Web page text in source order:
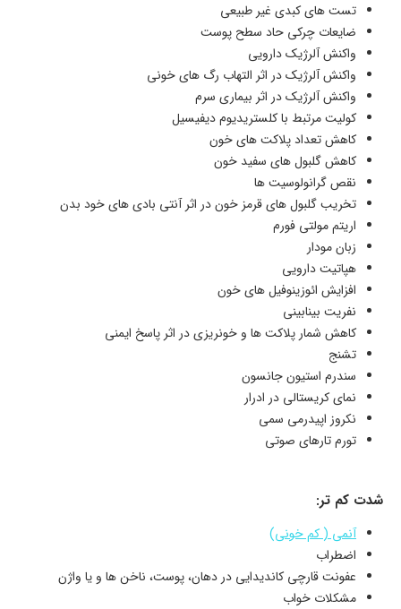
تست های کبدی غیر طبیعی
ضایعات چرکی حاد سطح پوست
واکنش آلرژیک دارویی
واکنش آلرژیک در اثر التهاب رگ های خونی
واکنش آلرژیک در اثر بیماری سرم
کولیت مرتبط با کلستریدیوم دیفیسیل
کاهش تعداد پلاکت های خون
کاهش گلبول های سفید خون
نقص گرانولوسیت ها
تخریب گلبول های قرمز خون در اثر آنتی بادی های خود بدن
اریتم مولتی فورم
زبان مودار
هپاتیت دارویی
افزایش ائوزینوفیل های خون
نفریت بینابینی
کاهش شمار پلاکت ها و خونریزی در اثر پاسخ ایمنی
تشنج
سندرم استیون جانسون
نمای کریستالی در ادرار
نکروز اپیدرمی سمی
تورم تارهای صوتی
شدت کم تر:
آنمی ( کم خونی)
اضطراب
عفونت قارچی کاندیدایی در دهان، پوست، ناخن ها و یا واژن
مشکلات خواب